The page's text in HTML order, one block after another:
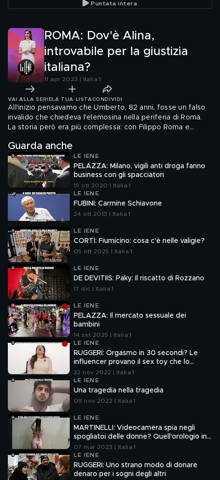
Puntata intera
ROMA: Dov'è Alina,
introvabile per la giustizia
italiana?
11 apr 2023 | Italia 1
VAI ALLA SERIE LA TUA LISTA CONDIVIDI
All'inizio pensavamo che Umberto, 82 anni, fosse un falso
invalido che chiedeva l'elemosina nella periferia di Roma.
La storia però era più complessa: con Filippo Roma e
rom, fingendosi sua figlia, gli spillerebbe un sacco di soldi
dalla Romania per presunte cure mediche. Ora riusciamo
finalmente a incontrare Alina vicino Bucarest (anche se per
la giustizia italiana risulta introvabile)
Guarda anche
LE IENE
PELAZZA: Milano, vigili anti droga fanno
business con gli spacciatori
15 ott 2020 | Italia 1
LE IENE
FUBINI: Carmine Schiavone
24 ott 2013 | Italia 1
LE IENE
CORTI: Fiumicino: cosa c'è nelle valigie?
05 ott 2025 | Italia 1
LE IENE
DE DEVITIIS: Paky: Il riscatto di Rozzano
17 dic | Italia 1
LE IENE
PELAZZA: Il mercato sessuale dei
bambini
14 set 2025 | Italia 1
LE IENE
RUGGERI: Orgasmo in 30 secondi? Le
influencer provano il sex toy che lo
promette
22 nov 2022 | Italia 1
LE IENE
Una tragedia nella tragedia
08 nov 2022 | Italia 1
LE IENE
MARTINELLI: Videocamera spia negli
spogliatoi delle donne? Quell'orologio in
palestra
07 mar 2023 | Italia 1
LE IENE
RUGGERI: Uno strano modo di donare
denaro per i sogni degli altri